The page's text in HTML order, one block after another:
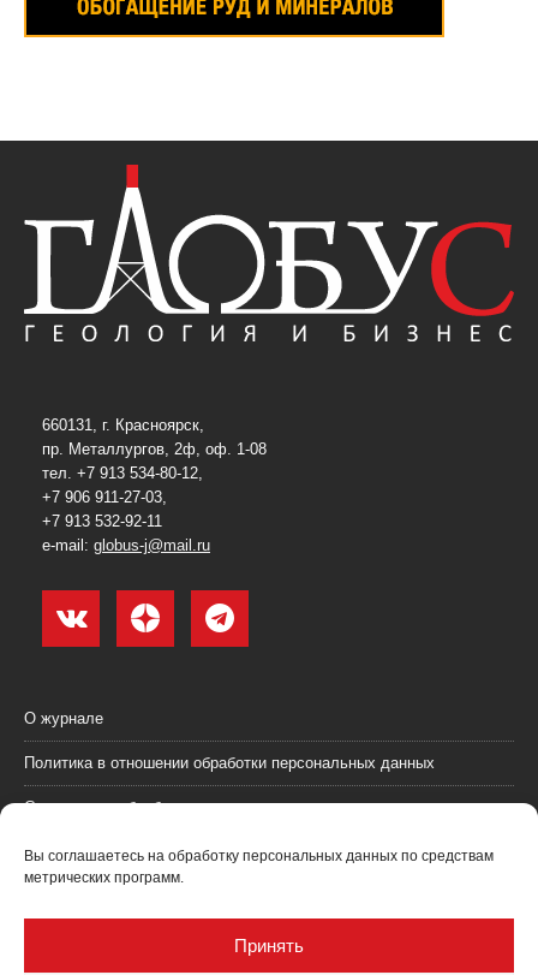
Вы соглашаетесь на обработку персональных данных по средствам
метрических программ.
Принять
660131, г. Красноярск,
пр. Металлургов, 2ф, оф. 1-08
тел. +7 913 534-80-12,
+7 906 911-27-03,
+7 913 532-92-11
e-mail: globus-j@mail.ru
О журнале
Политика в отношении обработки персональных данных
Согласие на обработку персональных данных
Пользовательское соглашение (оферта)